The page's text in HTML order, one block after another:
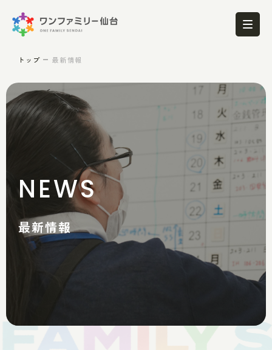
トップ 最新情報
NEWS
最新情報